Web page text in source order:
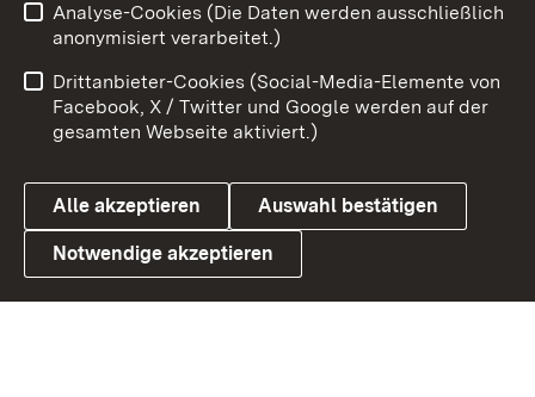
Link zum Landesportal
Benutzungshinweise
Barrierefreiheit
Datenschutz
Cookies
Analyse-Cookies (Die Daten werden ausschließlich
anonymisiert verarbeitet.)
Drittanbieter-Cookies (Social-Media-Elemente von
Facebook, X / Twitter und Google werden auf der
gesamten Webseite aktiviert.)
Alle akzeptieren Auswahl bestätigen
Notwendige akzeptieren